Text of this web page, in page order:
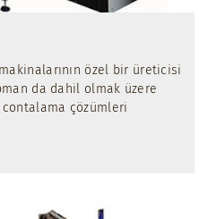
özel bir üreticisi
da dahil olmak üzere
contalama çözümleri